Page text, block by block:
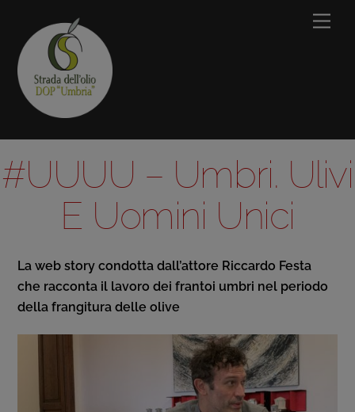
content
#UUUU – Umbri. Ulivi
E Uomini Unici
La web story condotta dall’attore Riccardo Festa
che racconta il lavoro dei frantoi umbri nel periodo
della frangitura delle olive